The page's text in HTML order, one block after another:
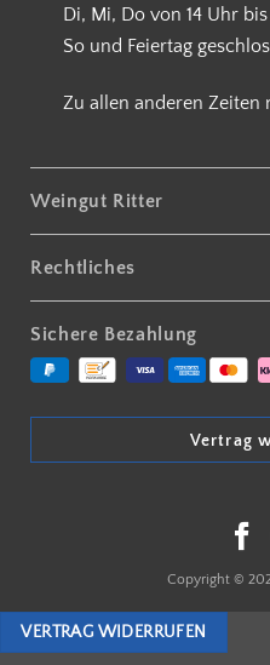
Di, Mi, Do von 14 Uhr
So und Feiertag
Zu allen anderen Zeiten
Weingut Ritter
Rechtliches
Sichere Bezahlung
Vertrag
Copyright ©
VERTRAG WIDERRUFEN